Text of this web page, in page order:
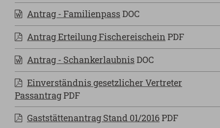
Antrag - Familienpass DOC
Antrag Erteilung Fischereischein PDF
Antrag - Schankerlaubnis DOC
Einverständnis gesetzlicher Vertreter
PassantragPDF
Gaststättenantrag Stand 01/2016PDF